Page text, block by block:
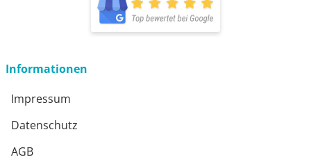
Informationen
Impressum
Datenschutz
AGB